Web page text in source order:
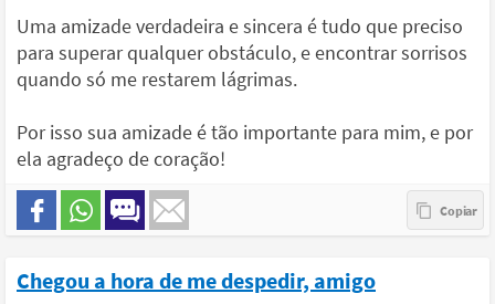
Uma amizade verdadeira e sincera é tudo que preciso
para superar qualquer obstáculo, e encontrar sorrisos
quando só me restarem lágrimas.
Por isso sua amizade é tão importante para mim, e por
ela agradeço de coração!
Chegou a hora de me despedir, amigo